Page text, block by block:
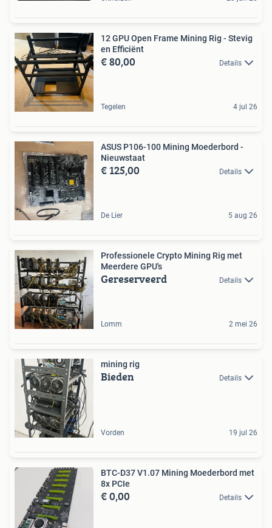
12 GPU Open Frame Mining Rig - Stevig
en Efficiënt
€ 80,00 Details
Tegelen 4 jul 26
ASUS P106-100 Mining Moederbord -
Nieuwstaat
€ 125,00 Details
De Lier 5 aug 26
Professionele Crypto Mining Rig met
Meerdere GPU's
Gereserveerd Details
Lomm 2 mei 26
mining rig
Bieden Details
Vorden 19 jul 26
BTC-D37 V1.07 Mining Moederbord met
8x PCIe
€ 0,00 Details